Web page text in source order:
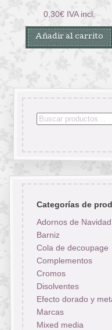
0,30€ IVA incl.
Añadir al carrito
Buscar
Categorías de
Adornos de Navidad
Barniz
Cola de decoupage
Complementos
Cromos
Disolventes
Efecto dorado y
Marcas
Mixed media